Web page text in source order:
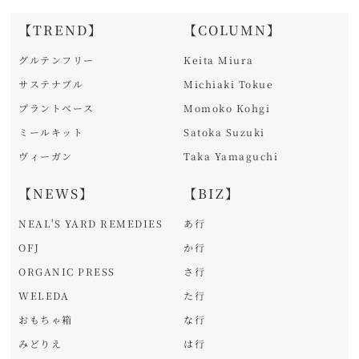
【TREND】
グルテンフリー
サステナブル
プラントベース
ミールキット
ヴィーガン
【NEWS】
NEAL'S YARD REMEDIES
OFJ
ORGANIC PRESS
WELEDA
おもちゃ箱
みどりえ
【COLUMN】
Keita Miura
Michiaki Tokue
Momoko Kohgi
Satoka Suzuki
Taka Yamaguchi
【BIZ】
あ行
か行
さ行
た行
な行
は行